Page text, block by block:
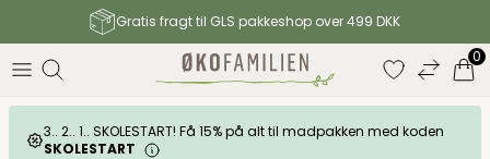
Gratis fragt til GLS pakkeshop over 499 DKK
0
3.. 2.. 1.. SKOLESTART! Få 15% på alt til madpakken med koden
SKOLESTART